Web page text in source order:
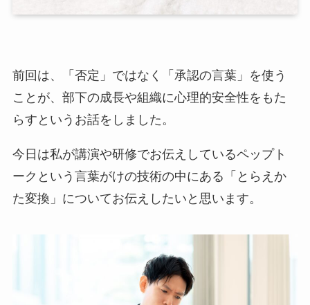
前回は、「否定」ではなく「承認の言葉」を使う
ことが、部下の成長や組織に心理的安全性をもた
らすというお話をしました。
今日は私が講演や研修でお伝えしているペップト
ークという言葉がけの技術の中にある「とらえか
た変換」についてお伝えしたいと思います。